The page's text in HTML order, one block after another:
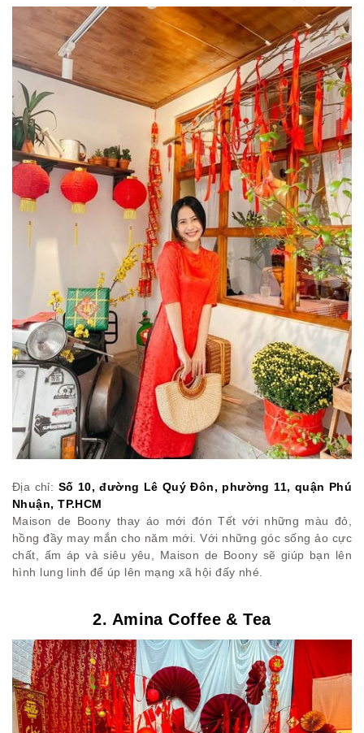
Lời kết
Địa chỉ: Số 10, đường Lê Quý Đôn, phường 11, quận Phú
Nhuận, TP.HCM
Maison de Boony thay áo mới đón Tết với những màu đỏ,
hồng đầy may mắn cho năm mới. Với những góc sống ảo cực
chất, ấm áp và siêu yêu, Maison de Boony sẽ giúp bạn lên
hình lung linh để úp lên mạng xã hội đấy nhé.
2. Amina Coffee & Tea